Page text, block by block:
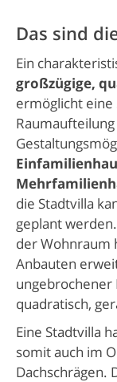
Das sind
Ein
großzügige,
ermöglicht
die Stadtvilla
geplant
der Wohnraum
Anbauten
quadratisch,
Eine Stadtvilla
somit auch im
Dachschrägen.